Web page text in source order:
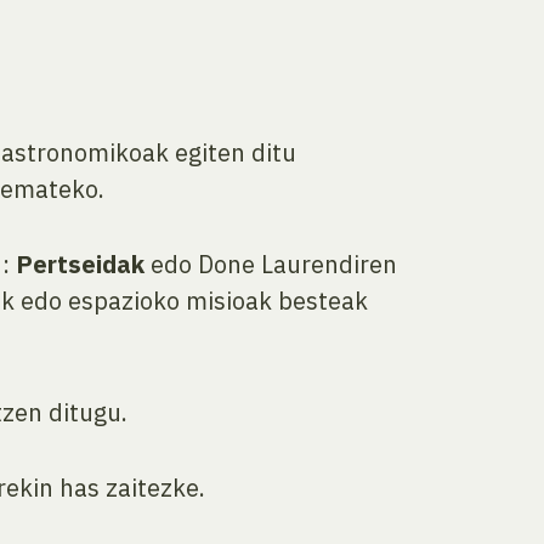
egiten ditu
Pertseidak edo Done Laurendiren
edo espazioko misioak besteak
ditugu.
has zaitezke.